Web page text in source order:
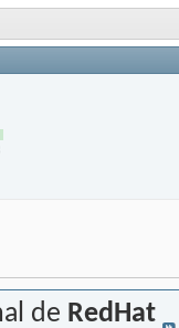
de RedHat